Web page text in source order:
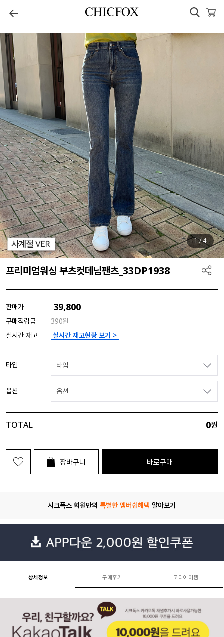
1/4
프리미엄워싱 부츠컷데님팬츠_33DP1938
판매가 39,800
구매적립금
390원
실시간 재고
실시간 재고현황 보기 >
타입 타입
옵션 옵션
TOTAL 0원
장바구니 바로구매
시크폭스 회원만의 특별한 멤버쉽혜택 알아보기
상세정보 구매후기 코디아이템